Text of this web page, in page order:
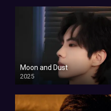
Moon and Dust
2025